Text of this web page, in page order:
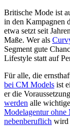
Britische Mode ist
in den Kampagnen
etwa setzt seit
Maße. Wer als
Segment gute
Lifestyle statt auf
Für alle, die
bei CM Models ist
er die
werden alle
Modelagentur ohne
nebenberuflich wird